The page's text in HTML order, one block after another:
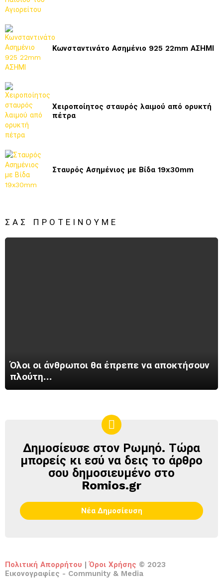
Κωνσταντινάτο Ασημένιο 925 22mm ΑΣΗΜΙ
Χειροποίητος σταυρός λαιμού από ορυκτή
πέτρα
Σταυρός Ασημένιος με Βίδα 19x30mm
ΣΑΣ ΠΡΟΤΕΊΝΟΥΜΕ
Όλοι οι άνθρωποι θα έπρεπε να αποκτήσουν
πλούτη…
ΔΗΜΟΣΊΕΥΣΕ
ΣΤΟΝ
ΡΩΜΗΌ
Δημοσίευσε στον Ρωμηό. Τώρα
μπορείς κι εσύ να δεις το άρθρο
σου δημοσιευμένο στο
Romios.gr
Νέα Δημοσίευση
Πολιτική Απορρήτου | Όροι Χρήσης © 2023
Εικονογραφίες - Community & Media